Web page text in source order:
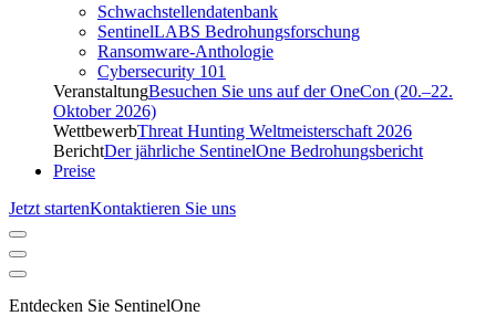
Schwachstellendatenbank
SentinelLABS Bedrohungsforschung
Ransomware-Anthologie
Cybersecurity 101
VeranstaltungBesuchen Sie uns auf der OneCon (20.–22.
Oktober 2026)
WettbewerbThreat Hunting Weltmeisterschaft 2026
BerichtDer jährliche SentinelOne Bedrohungsbericht
Preise
Jetzt startenKontaktieren Sie uns
Entdecken Sie SentinelOne